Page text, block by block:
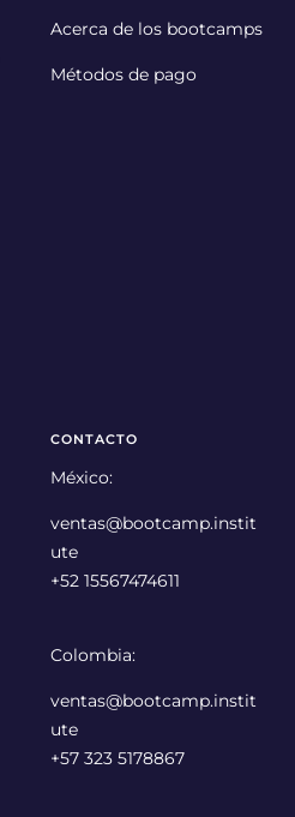
Acerca de los bootcamps
Métodos de pago
CONTACTO
México:
ventas@bootcamp.instit
ute
+52 15567474611
Colombia:
ventas@bootcamp.instit
ute
+57 323 5178867